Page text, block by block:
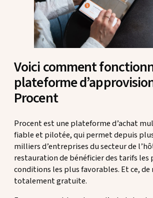
Voici comment
plateforme
Procent
Procent est une plateforme d’achat
fiable et pilotée, qui permet depuis plus
milliers d’entreprises du secteur de
restauration de bénéficier des tarifs les
conditions les plus favorables. Et ce, de
totalement gratuite.